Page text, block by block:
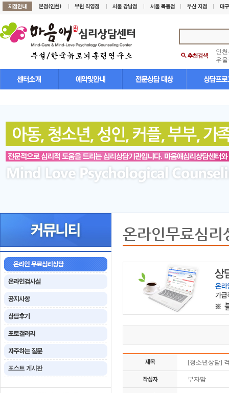
인
우
온라인무료심리
[청소년상담]
부자맘